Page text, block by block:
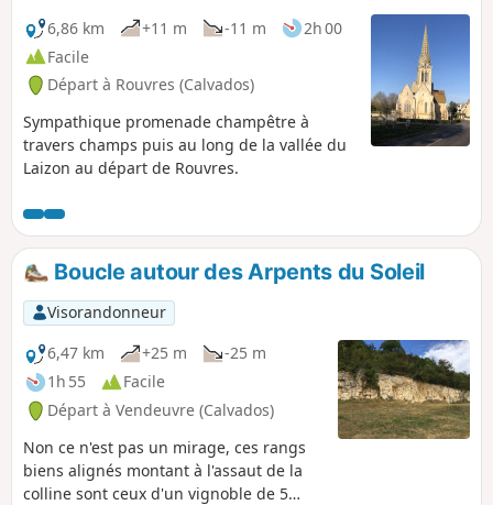
6,86 km
+11 m -11 m
2h 00
Facile
Départ à Rouvres (Calvados)
Sympathique promenade champêtre à
travers champs puis au long de la vallée du
Laizon au départ de Rouvres.
Boucle autour des Arpents du Soleil
Visorandonneur
6,47 km
+25 m
-25 m
1h 55
Facile
Départ à Vendeuvre (Calvados)
Non ce n'est pas un mirage, ces rangs
biens alignés montant à l'assaut de la
colline sont ceux d'un vignoble de 5